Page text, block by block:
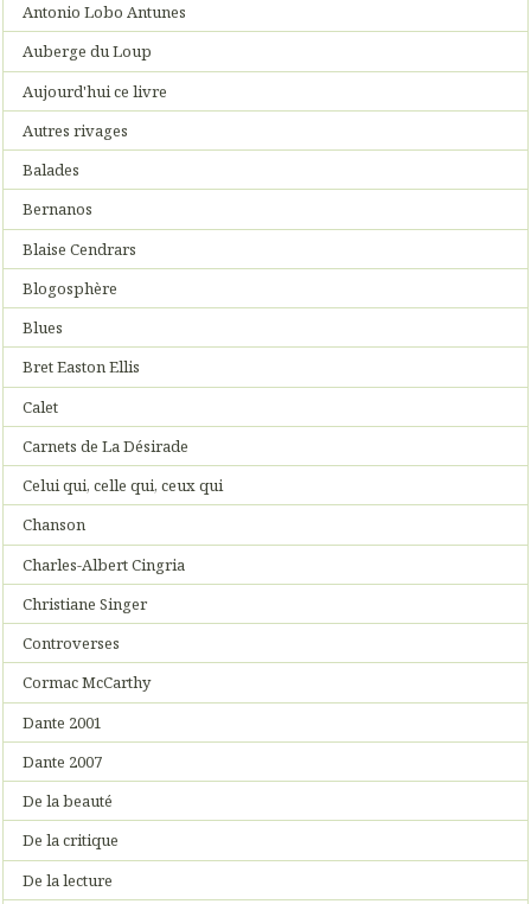
Antonio Lobo Antunes
Auberge du Loup
Aujourd'hui ce livre
Autres rivages
Balades
Bernanos
Blaise Cendrars
Blogosphère
Blues
Bret Easton Ellis
Calet
Carnets de La Désirade
Celui qui, celle qui, ceux qui
Chanson
Charles-Albert Cingria
Christiane Singer
Controverses
Cormac McCarthy
Dante 2001
Dante 2007
De la beauté
De la critique
De la lecture